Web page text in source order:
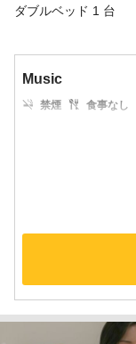
ダブルベッド 1 台
Music
禁煙 食事なし